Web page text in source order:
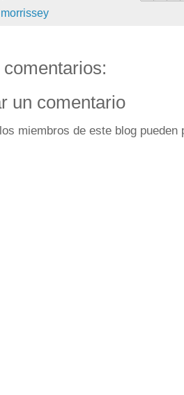
morrissey
un comentario
miembros de este blog pueden